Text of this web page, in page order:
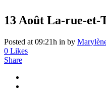
13 Août La-rue-et-
Posted at 09:21h in by
0 Likes
Share